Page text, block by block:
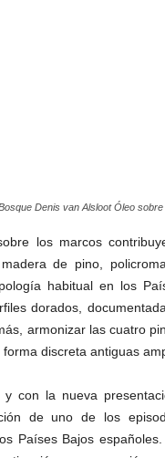
Denis van Alsloot Óleo
los marcos
de pino,
habitual en los
dorados,
armonizar las cuatro
discreta antiguas
y con la nueva
de uno de los
Países Bajos